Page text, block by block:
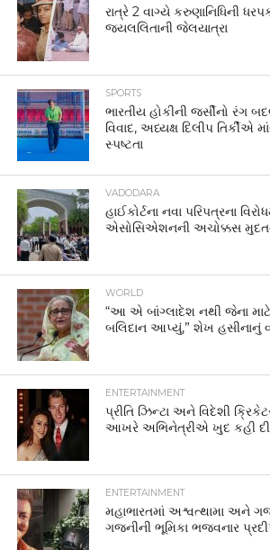
રાત્રે 2 વાગ્યે કરુણાનિધિની
જયલલિતાની જેલયાત્રા
SPORTS
ભારતીય હોકીની જર્સીનો રંગ
વિવાદ, અધ્યક્ષ દિલીપ તિર્કીએ
સ્પષ્ટતા
VADODARA
હાઈકોર્ટના નવા પરિપત્રના
એસોસિએશનની અચોક્કસ
WORLD
“આ એ બાંગ્લાદેશ નથી જેના
બલિદાન આપ્યું,” શેખ હસીનાનું
ENTERTAINMENT
પ્રીતિ ઝિન્ટા અને વિદેશી
આખરે અભિનેત્રીએ ખુદ કહી
ENTERTAINMENT
મહાભારતમાં અશ્વત્થામા અને
ગજનીની ભૂમિકા ભજવનાર